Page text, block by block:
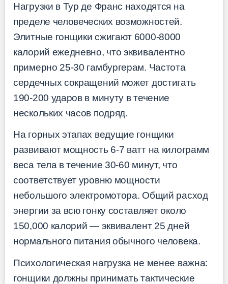
Нагрузки в Тур де Франс находятся на
пределе человеческих возможностей.
Элитные гонщики сжигают 6000-8000
калорий ежедневно, что эквивалентно
примерно 25-30 гамбургерам. Частота
сердечных сокращений может достигать
190-200 ударов в минуту в течение
нескольких часов подряд.
На горных этапах ведущие гонщики
развивают мощность 6-7 ватт на килограмм
веса тела в течение 30-60 минут, что
соответствует уровню мощности
небольшого электромотора. Общий расход
энергии за всю гонку составляет около
150,000 калорий — эквивалент 25 дней
нормального питания обычного человека.
Психологическая нагрузка не менее важна:
гонщики должны принимать тактические